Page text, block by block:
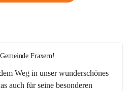
Fraxern!
Weg in unser wunderschönes
auch für seine besonderen